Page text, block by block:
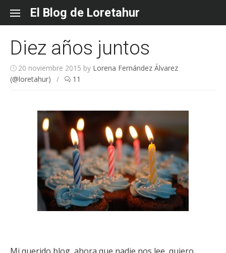
content
El Blog de Loretahur
Diez años juntos
20 noviembre 2015 by Lorena Fernández Álvarez
(@loretahur)
/ 11